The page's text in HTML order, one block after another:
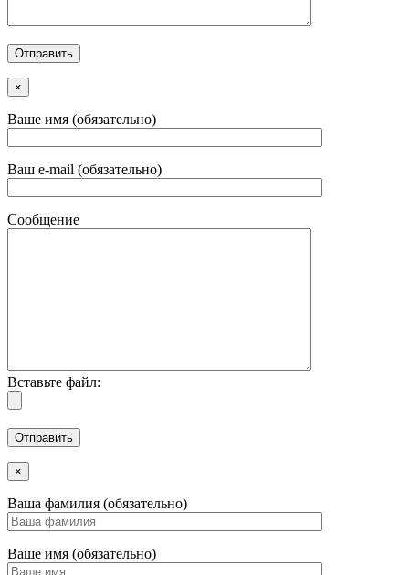
×
Ваше имя (обязательно)
Ваш e-mail (обязательно)
Сообщение
Вставьте файл:
×
Ваша фамилия (обязательно)
Ваше имя (обязательно)